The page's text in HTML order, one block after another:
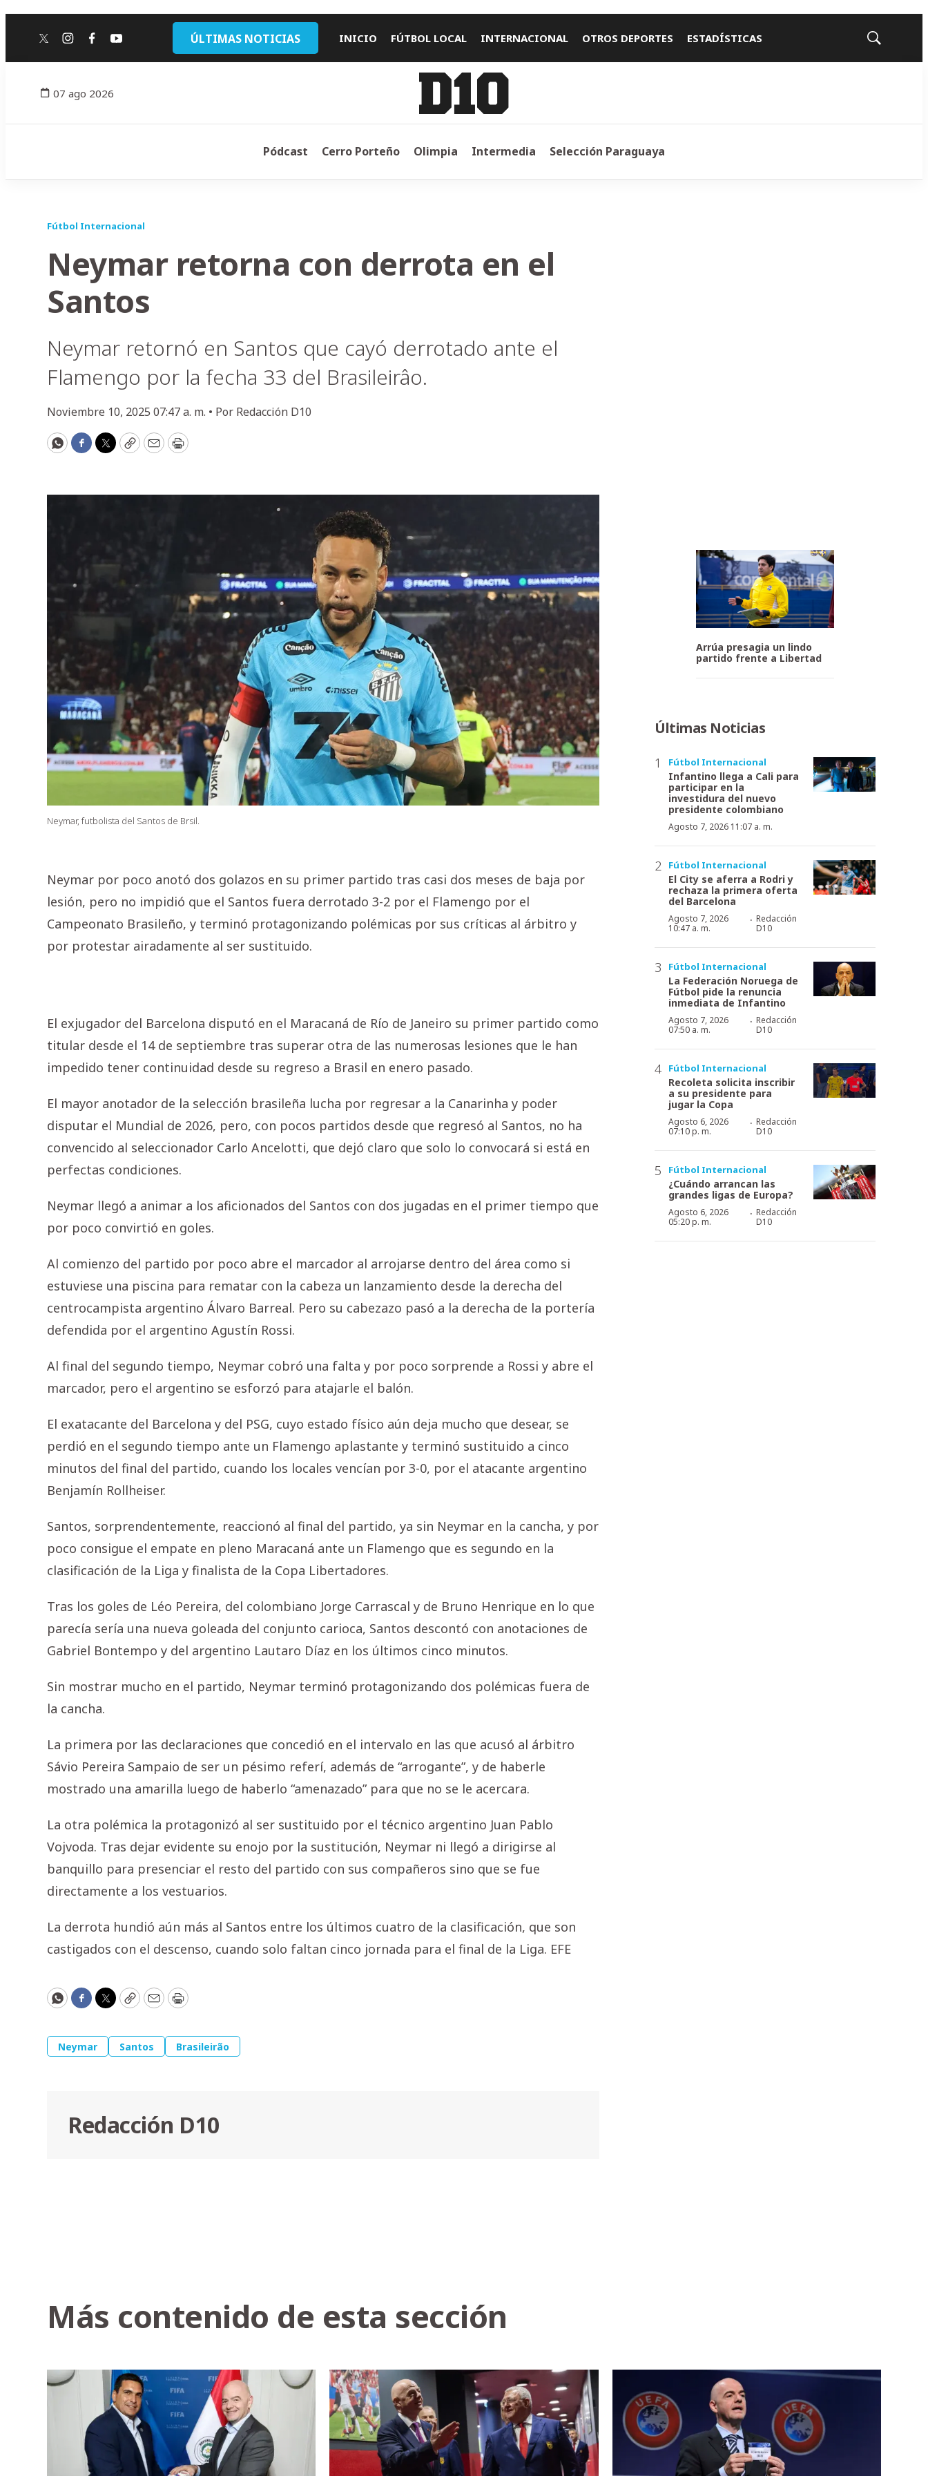
twitterinstagram
facebook
youtube ÚLTIMAS NOTICIAS INICIO FÚTBOL LOCAL INTERNACIONAL OTROS DEPORTES ESTADÍSTICAS
Mostrar
07 ago 2026
Pódcast Cerro Porteño Olimpia Intermedia Selección Paraguaya
Fútbol Internacional
Neymar retorna con derrota en el
Santos
Neymar retornó en Santos que cayó derrotado ante el
Flamengo por la fecha 33 del Brasileirâo.
Noviembre 10, 2025 07:47 a. m. • Por Redacción D10
WhatsApp
Facebook
Twitter
CopyEmailPrint
Neymar, futbolista del Santos de Brsil.
Neymar por poco anotó dos golazos en su primer partido tras casi dos meses de baja por
lesión, pero no impidió que el Santos fuera derrotado 3-2 por el Flamengo por el
Campeonato Brasileño, y terminó protagonizando polémicas por sus críticas al árbitro y
por protestar airadamente al ser sustituido.
El exjugador del Barcelona disputó en el Maracaná de Río de Janeiro su primer partido como
titular desde el 14 de septiembre tras superar otra de las numerosas lesiones que le han
impedido tener continuidad desde su regreso a Brasil en enero pasado.
El mayor anotador de la selección brasileña lucha por regresar a la Canarinha y poder
disputar el Mundial de 2026, pero, con pocos partidos desde que regresó al Santos, no ha
convencido al seleccionador Carlo Ancelotti, que dejó claro que solo lo convocará si está en
perfectas condiciones.
Neymar llegó a animar a los aficionados del Santos con dos jugadas en el primer tiempo que
por poco convirtió en goles.
Al comienzo del partido por poco abre el marcador al arrojarse dentro del área como si
estuviese una piscina para rematar con la cabeza un lanzamiento desde la derecha del
centrocampista argentino Álvaro Barreal. Pero su cabezazo pasó a la derecha de la portería
defendida por el argentino Agustín Rossi.
Al final del segundo tiempo, Neymar cobró una falta y por poco sorprende a Rossi y abre el
marcador, pero el argentino se esforzó para atajarle el balón.
El exatacante del Barcelona y del PSG, cuyo estado físico aún deja mucho que desear, se
perdió en el segundo tiempo ante un Flamengo aplastante y terminó sustituido a cinco
minutos del final del partido, cuando los locales vencían por 3-0, por el atacante argentino
Benjamín Rollheiser.
Santos, sorprendentemente, reaccionó al final del partido, ya sin Neymar en la cancha, y por
poco consigue el empate en pleno Maracaná ante un Flamengo que es segundo en la
clasificación de la Liga y finalista de la Copa Libertadores.
Tras los goles de Léo Pereira, del colombiano Jorge Carrascal y de Bruno Henrique en lo que
parecía sería una nueva goleada del conjunto carioca, Santos descontó con anotaciones de
Gabriel Bontempo y del argentino Lautaro Díaz en los últimos cinco minutos.
Sin mostrar mucho en el partido, Neymar terminó protagonizando dos polémicas fuera de
la cancha.
La primera por las declaraciones que concedió en el intervalo en las que acusó al árbitro
Sávio Pereira Sampaio de ser un pésimo referí, además de “arrogante”, y de haberle
mostrado una amarilla luego de haberlo “amenazado” para que no se le acercara.
La otra polémica la protagonizó al ser sustituido por el técnico argentino Juan Pablo
Vojvoda. Tras dejar evidente su enojo por la sustitución, Neymar ni llegó a dirigirse al
banquillo para presenciar el resto del partido con sus compañeros sino que se fue
directamente a los vestuarios.
La derrota hundió aún más al Santos entre los últimos cuatro de la clasificación, que son
castigados con el descenso, cuando solo faltan cinco jornada para el final de la Liga. EFE
WhatsApp
Facebook
Twitter
CopyEmailPrint
Neymar Santos Brasileirão
Redacción D10
Arrúa presagia un lindo
partido frente a Libertad
Últimas Noticias
Fútbol Internacional
Infantino llega a Cali para
participar en la
investidura del nuevo
presidente colombiano
Agosto 7, 2026 11:07 a. m.
Fútbol Internacional
El City se aferra a Rodri y
rechaza la primera oferta
del Barcelona
Agosto 7, 2026
10:47 a. m.
· Redacción
D10
Fútbol Internacional
La Federación Noruega de
Fútbol pide la renuncia
inmediata de Infantino
Agosto 7, 2026
07:50 a. m.
· Redacción
D10
Fútbol Internacional
Recoleta solicita inscribir
a su presidente para
jugar la Copa
Agosto 6, 2026
07:10 p. m.
· Redacción
D10
Fútbol Internacional
¿Cuándo arrancan las
grandes ligas de Europa?
Agosto 6, 2026
05:20 p. m.
· Redacción
D10
Más contenido de esta sección